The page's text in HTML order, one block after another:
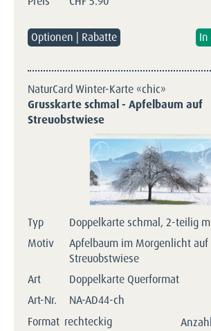
Optionen | Rabatte
NaturCard Winter-Karte «chic»
Grusskarte schmal - Apfelbaum auf
Streuobstwiese
Typ
Doppelkarte schmal, 2-teilig
Motiv
Apfelbaum im Morgenlicht
Streuobstwiese
Art
Doppelkarte Querformat
Art-Nr.
NA-AD44-ch
Format rechteckig
Anzahl